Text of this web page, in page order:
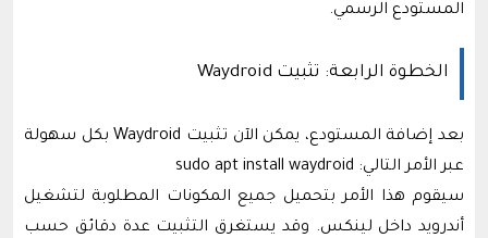
المستودع الرسمي.
الخطوة الرابعة: تثبيت Waydroid
بعد إضافة المستودع، يمكن الآن تثبيت Waydroid بكل سهولة
عبر الأمر التالي: sudo apt install waydroid
سيقوم هذا الأمر بتحميل جميع المكونات المطلوبة لتشغيل
أندرويد داخل لينكس. وقد يستغرق التثبيت عدة دقائق حسب